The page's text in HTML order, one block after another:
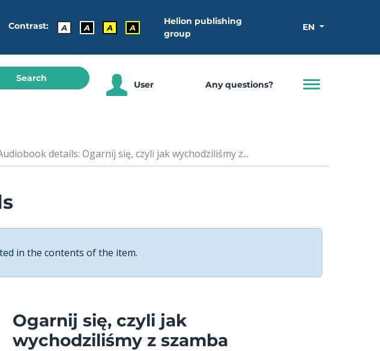
Contrast: A A A A
Helion publishing
group
EN
Search
User Any questions?
details: Ogarnij się, czyli jak wychodziliśmy z...
in the contents of the item.
Ogarnij się, czyli jak
wychodziliśmy z szamba